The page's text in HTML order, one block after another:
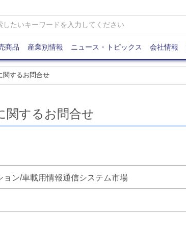
商品 産業別情報 ニュース・トピックス 会社情報
関するお問合せ
関するお問合せ
ン/車載用情報通信システム市場